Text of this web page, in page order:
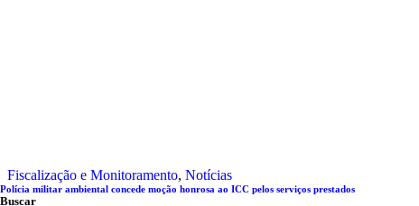
Fiscalização e Monitoramento, Notícias
Polícia militar ambiental concede moção honrosa ao ICC pelos serviços prestados
Buscar